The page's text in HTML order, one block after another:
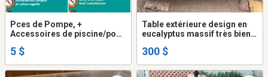
Pces de Pompe, +
Accessoires de piscine/pool
5 $
Table extérieure design en
eucalyptus massif très bien
300 $